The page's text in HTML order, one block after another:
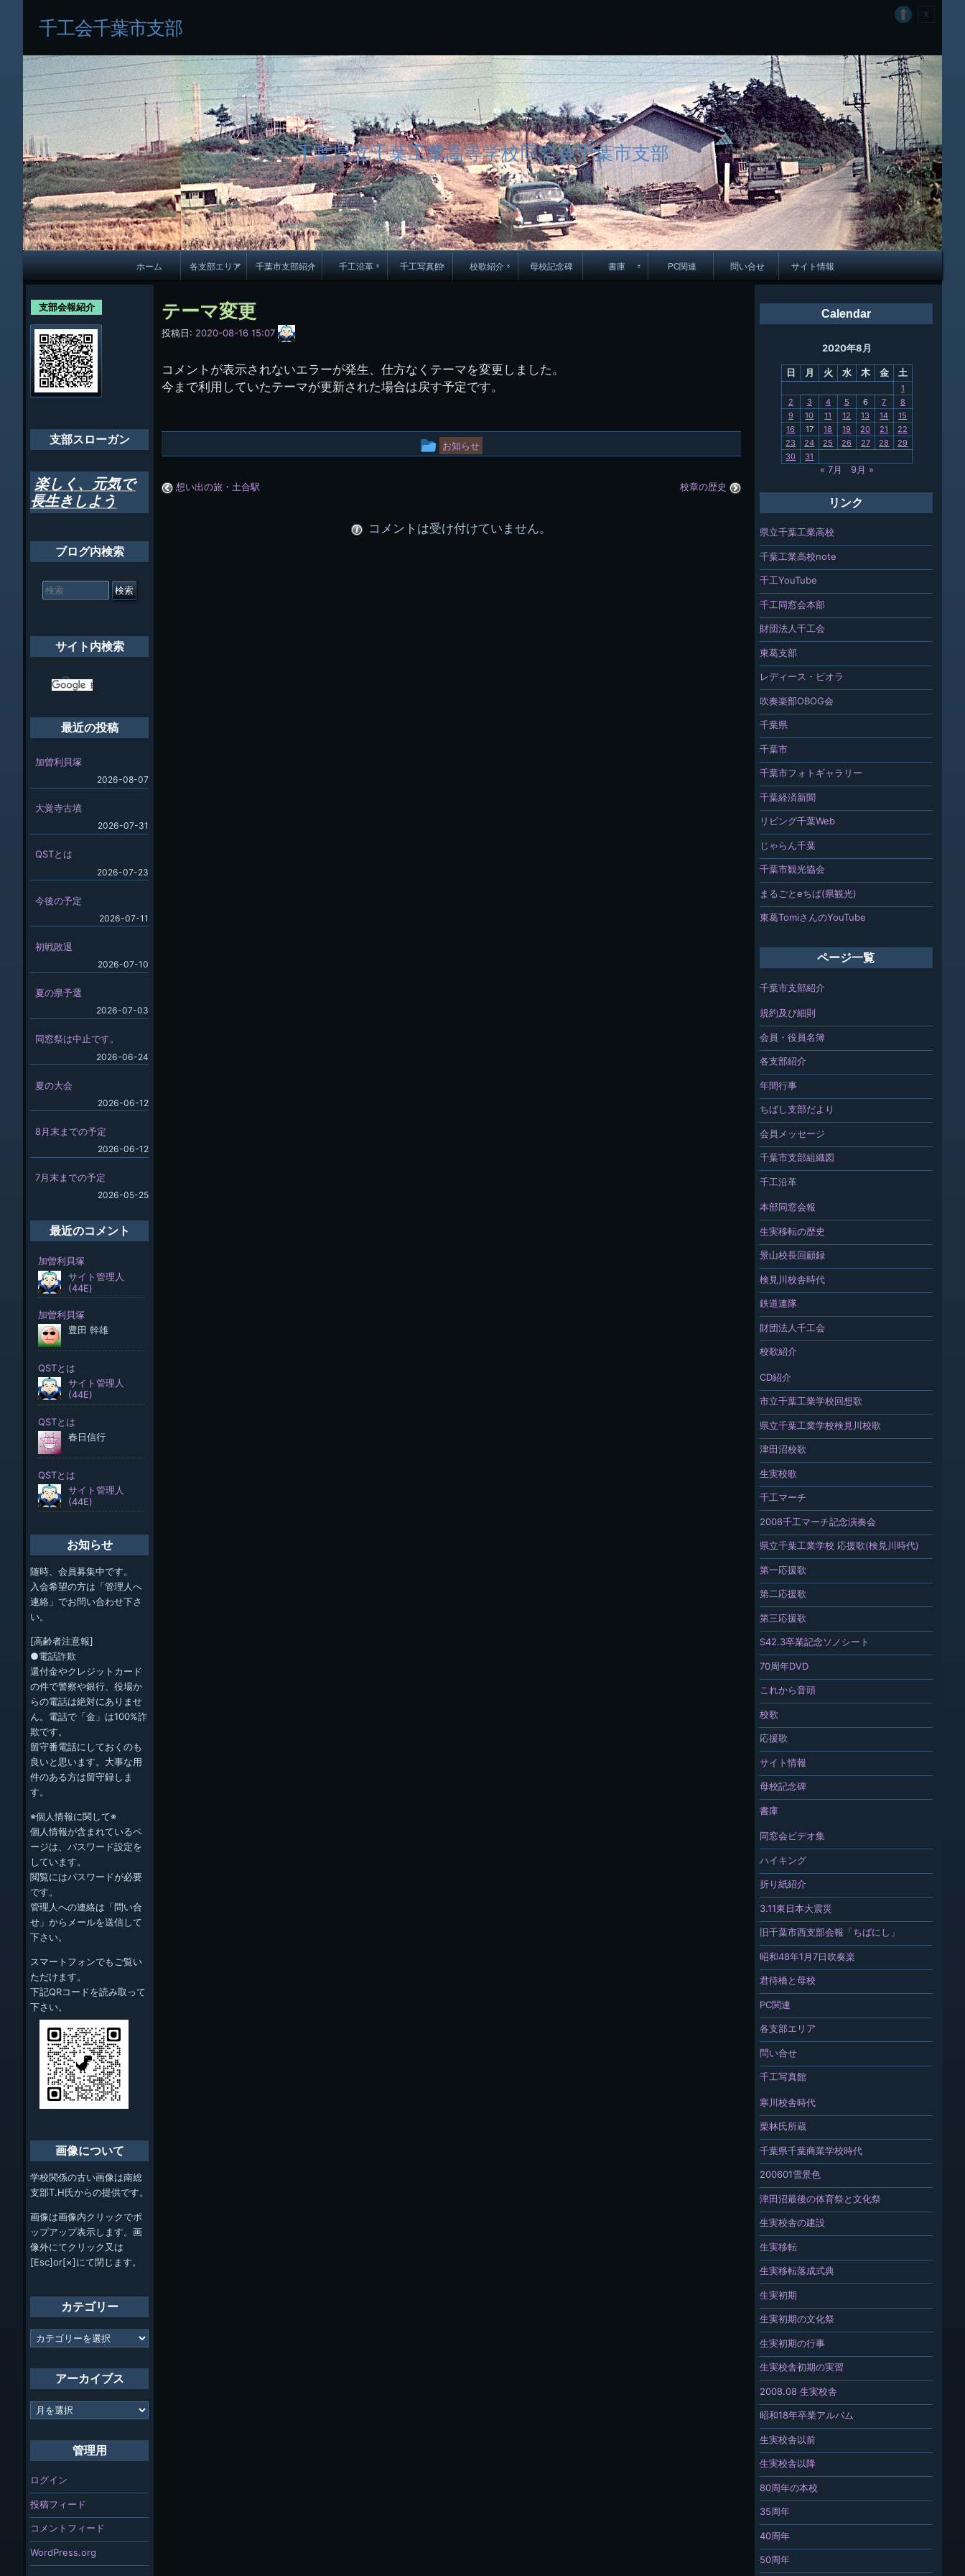
ツ
へ
ス
キ
ッ
プ
千工会千葉市支部
千葉県立千葉工業高等学校同窓会千葉市支部
メ
イ
ン
ナ
ビ
ゲ
ー
ョ
ン
ホーム 各支部エリア 千葉市支部紹介
会員・役員名簿
ちばし支部だより
千工沿革
検見川校舎時代
千工写真館
生実校舎以前
バム
と文化祭
生実初期の行事
校歌紹介
第三応援歌
母校記念碑 書庫 PC関連 問い合せ サイト情報
テーマ変更
投稿日: 2020-08-16 15:07
サ
イ
管
理
人
コメントが表示されないエラーが発生、仕方なくテーマを変更しました。
今まで利用していたテーマが更新された場合は戻す予定です。
投
ー
お知らせ
想い出の旅・土合駅 校章の歴史
コメントは受け付けていません。
Calendar
2020年8月
日 月 火 水 木 金 土
1
2
3 4 5 6 7
8
9
10 11 12 13 14
15
16
17 18 19 20 21
22
23
24 25 26 27 28
29
30
31
« 7月 9月 »
リンク
県立千葉工業高校
千葉工業高校note
千工YouTube
千工同窓会本部
財団法人千工会
東葛支部
レディース・ビオラ
吹奏楽部OBOG会
千葉県
千葉市
千葉市フォトギャラリー
千葉経済新聞
リビング千葉Web
じゃらん千葉
千葉市観光協会
まるごとeちば(県観光)
東葛TomiさんのYouTube
ページ一覧
千葉市支部紹介
規約及び細則
会員・役員名簿
各支部紹介
年間行事
ちばし支部だより
会員メッセージ
千葉市支部組織図
千工沿革
本部同窓会報
生実移転の歴史
景山校長回顧録
検見川校舎時代
鉄道連隊
財団法人千工会
校歌紹介
CD紹介
市立千葉工業学校回想歌
県立千葉工業学校検見川校歌
津田沼校歌
生実校歌
千工マーチ
2008千工マーチ記念演奏会
県立千葉工業学校 応援歌(検見川時代)
第一応援歌
第二応援歌
第三応援歌
S42.3卒業記念ソノシート
70周年DVD
これから音頭
校歌
応援歌
サイト情報
母校記念碑
書庫
同窓会ビデオ集
ハイキング
折り紙紹介
3.11東日本大震災
旧千葉市西支部会報「ちばにし」
昭和48年1月7日吹奏楽
君待橋と母校
PC関連
各支部エリア
問い合せ
千工写真館
寒川校舎時代
栗林氏所蔵
千葉県千葉商業学校時代
200601雪景色
津田沼最後の体育祭と文化祭
生実校舎の建設
生実移転
生実移転落成式典
生実初期
生実初期の文化祭
生実初期の行事
生実校舎初期の実習
2008.08 生実校舎
昭和18年卒業アルバム
生実校舎以前
生実校舎以降
80周年の本校
35周年
40周年
50周年
支部会報紹介
支部スローガン
楽しく、元気で
長生きしよう
ブログ内検索
索
サイト内検索
最近の投稿
加曽利貝塚
2026-08-07
大覚寺古墳
2026-07-31
QSTとは
2026-07-23
今後の予定
2026-07-11
初戦敗退
2026-07-10
夏の県予選
2026-07-03
同窓祭は中止です。
2026-06-24
夏の大会
2026-06-12
8月末までの予定
2026-06-12
7月末までの予定
2026-05-25
最近のコメント
お知らせ
随時、会員募集中です。
入会希望の方は「管理人へ
連絡」でお問い合わせ下さ
い。
[高齢者注意報]
●電話詐欺
還付金やクレジットカード
の件で警察や銀行、役場か
らの電話は絶対にありませ
ん。電話で「金」は100%詐
欺です。
留守番電話にしておくのも
良いと思います。大事な用
件のある方は留守録しま
す。
※個人情報に関して※
個人情報が含まれているペ
ージは、パスワード設定を
しています。
閲覧にはパスワードが必要
です。
管理人への連絡は「問い合
せ」からメールを送信して
下さい。
スマートフォンでもご覧い
ただけます。
下記QRコードを読み取って
下さい。
画像について
学校関係の古い画像は南総
支部T.H氏からの提供です。
画像は画像内クリックでポ
ップアップ表示します。画
像外にてクリック又は
[Esc]or[×]にて閉じます。
カテゴリー
カ
テ
アーカイブス
ア
ー
管理用
ログイン
投稿フィード
コメントフィード
WordPress.org